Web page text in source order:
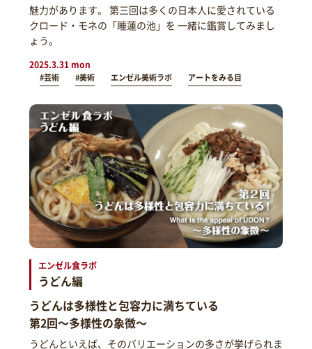
魅力があります。 第三回は多くの日本人に愛されている
クロード・モネの「睡蓮の池」を 一緒に鑑賞してみまし
ょう。
2025.3.31 mon
#芸術 #美術 エンゼル美術ラボ アートをみる目
エンゼル食ラボ
うどん編
うどんは多様性と包容力に満ちている
第2回～多様性の象徴～
うどんといえば、そのバリエーションの多さが挙げられま